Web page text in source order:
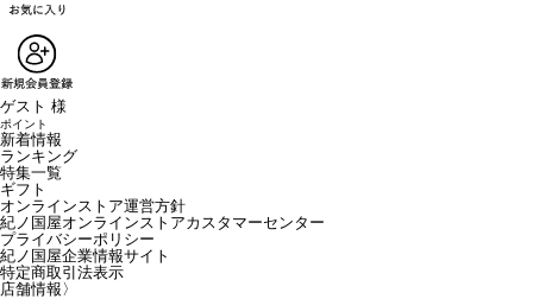
ゲスト 様
ポイント
新着情報
ランキング
特集一覧
ギフト
オンラインストア運営方針
紀ノ国屋オンラインストアカスタマーセンター
プライバシーポリシー
紀ノ国屋企業情報サイト
特定商取引法表示
店舗情報 〉